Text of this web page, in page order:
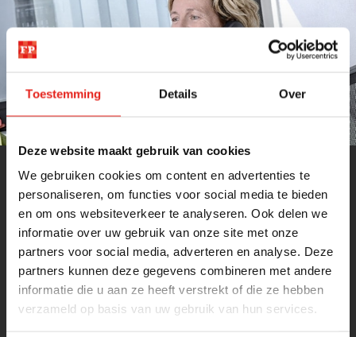
Toestemming Details Over
Deze website maakt gebruik van cookies
We gebruiken cookies om content en advertenties te
personaliseren, om functies voor social media te bieden
en om ons websiteverkeer te analyseren. Ook delen we
informatie over uw gebruik van onze site met onze
partners voor social media, adverteren en analyse. Deze
partners kunnen deze gegevens combineren met andere
informatie die u aan ze heeft verstrekt of die ze hebben
verzameld op basis van uw gebruik van hun services.
FINISH PROFILES
Over Finish Profiles
Eigen productie
Showroom